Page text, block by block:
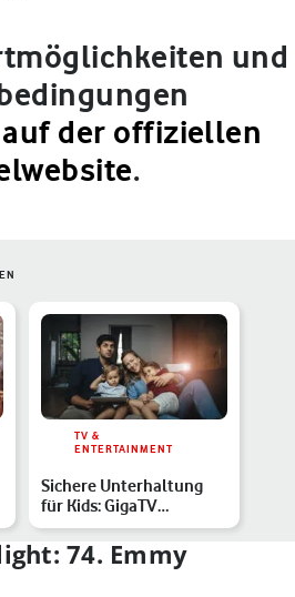
und
auf der offiziellen
.
TV &
ENTERTAINMENT
Sichere Unterhaltung
für Kids: GigaTV
inklusive der Kinderecke
je… 74. Emmy